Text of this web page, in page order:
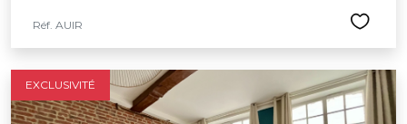
Réf. AUIR
EXCLUSIVITÉ